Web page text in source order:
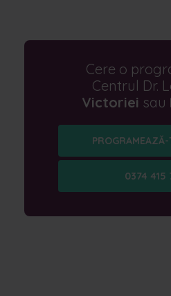
Cere o
Centrul Dr.
Victoriei sau
0374 415